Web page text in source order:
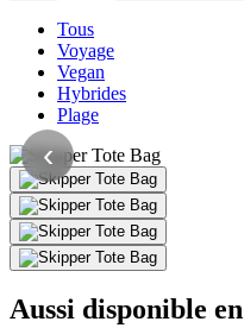
Tous
Voyage
Vegan
Hybrides
Plage
‹
Aussi disponible en